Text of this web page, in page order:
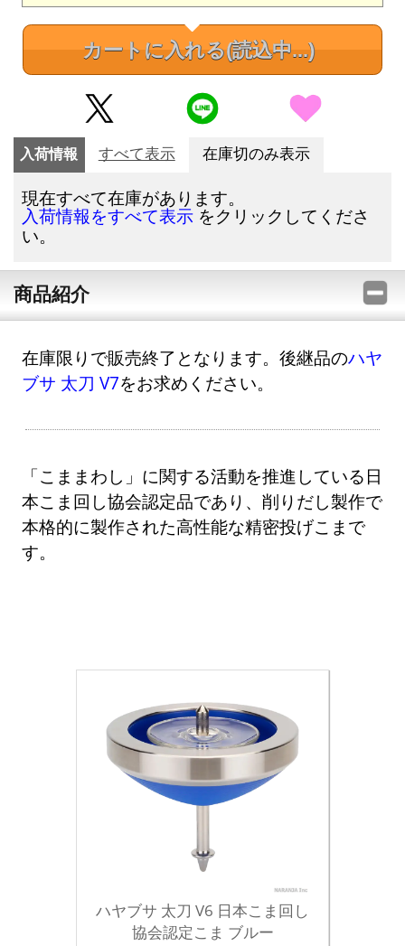
カートに入れる(読込中...)
入荷情報 すべて表示 在庫切のみ表示
現在すべて在庫があります。
入荷情報をすべて表示 をクリックしてくださ
い。
商品紹介
在庫限りで販売終了となります。後継品のハヤ
ブサ 太刀 V7をお求めください。
「こままわし」に関する活動を推進している日
本こま回し協会認定品であり、削りだし製作で
本格的に製作された高性能な精密投げこまで
す。
ハヤブサ 太刀 V6 日本こま回し
協会認定こま ブルー